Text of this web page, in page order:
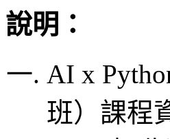
說明：
AI x
班）課程